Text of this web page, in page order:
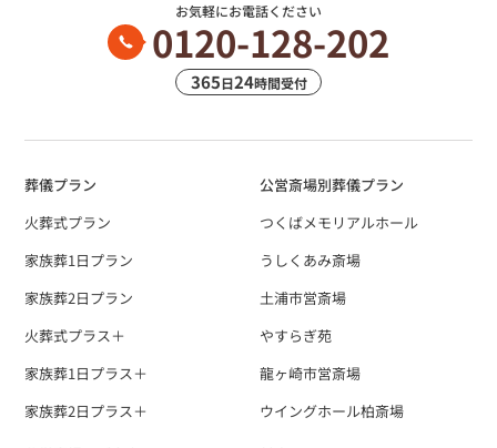
お気軽にお電話ください
0120-128-202
365日24時間受付
葬儀プラン
火葬式プラン
家族葬1日プラン
家族葬2日プラン
火葬式プラス＋
家族葬1日プラス＋
家族葬2日プラス＋
公営斎場別葬儀プラン
つくばメモリアルホール
うしくあみ斎場
土浦市営斎場
やすらぎ苑
龍ヶ崎市営斎場
ウイングホール柏斎場